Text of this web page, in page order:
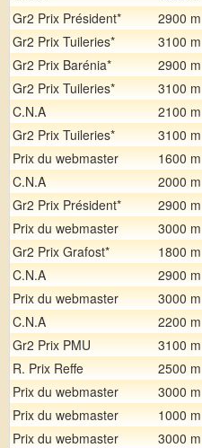
Gr2 Prix Président*
2900 m
Gr2 Prix Tuileries*
3100 m
Gr2 Prix Barénia*
2900 m
Gr2 Prix Tuileries*
3100 m
C.N.A
2100 m
Gr2 Prix Tuileries*
3100 m
Prix du webmaster
1600 m
C.N.A
2000 m
Gr2 Prix Président*
2900 m
Prix du webmaster
3000 m
Gr2 Prix Grafost*
1800 m
C.N.A
2900 m
Prix du webmaster
3000 m
C.N.A
2200 m
Gr2 Prix PMU
3100 m
R. Prix Reffe
2500 m
Prix du webmaster
3000 m
Prix du webmaster
1000 m
Prix du webmaster
3000 m